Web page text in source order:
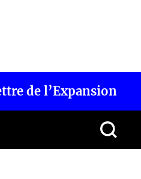
de l’Expansion